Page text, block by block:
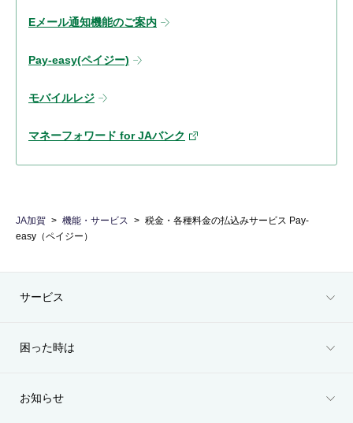
Eメール通知機能のご案内
Pay-easy(ペイジー)
モバイルレジ
マネーフォワード for JAバンク
JA加賀 機能・サービス
税金・各種料金の払込みサービス Pay-
easy（ペイジー）
サービス
困った時は
お知らせ